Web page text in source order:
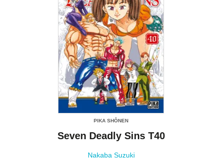
PIKA SHÔNEN
Seven Deadly Sins T40
Nakaba Suzuki